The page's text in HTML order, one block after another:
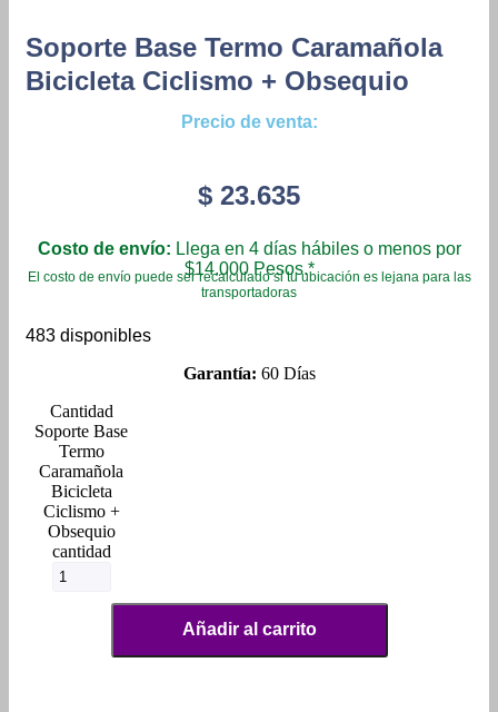
Soporte Base Termo Caramañola
Bicicleta Ciclismo + Obsequio
Precio de venta:
$ 23.635
Costo de envío: Llega en 4 días hábiles o menos por
$14.000 Pesos.*
El costo de envío puede ser recalculado si tu ubicación es lejana para las
transportadoras
483 disponibles
Garantía: 60 Días
Soporte Base
Termo
Caramañola
Bicicleta
Ciclismo +
Obsequio
cantidad
Añadir al carrito